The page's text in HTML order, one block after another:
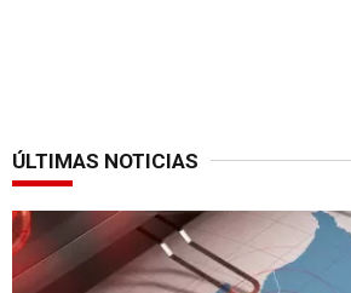
ÚLTIMAS NOTICIAS